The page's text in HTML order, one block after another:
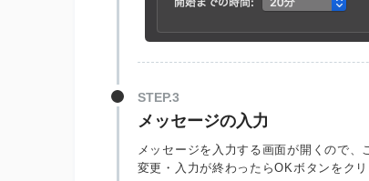
STEP.3
メッセージの入力
メッセージを入力する画面が開くので、
変更・入力が終わったらOKボタンをクリ